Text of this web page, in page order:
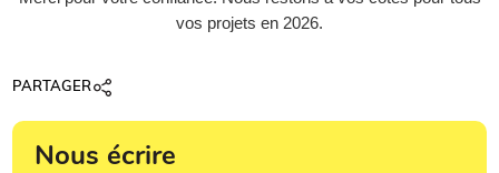
vos projets en 2026.
PARTAGER
Nous écrire